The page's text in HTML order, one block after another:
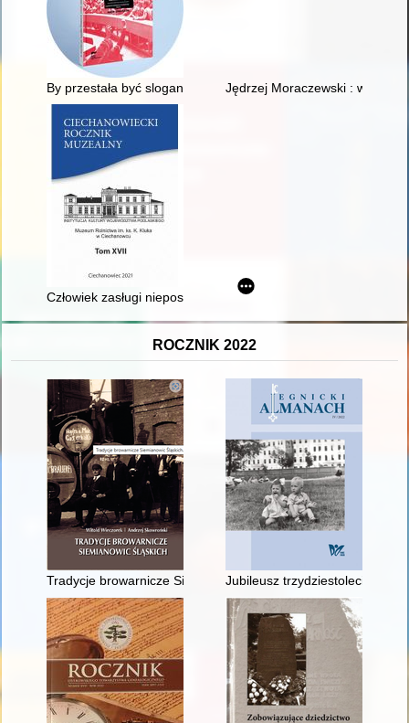
By przestała być sloganem demokracja : strajk łódzkich
Jędrzej Moraczewski :
Człowiek zasługi niepospolitej : profesor Zygmunt Józef
ROCZNIK 2022
Tradycje browarnicze Siemianowic ŚląskichJubileusz trzydziestolecia V